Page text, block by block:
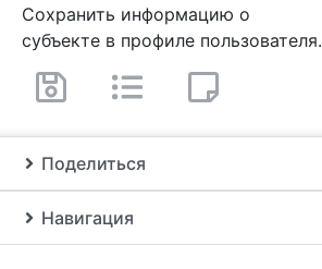
Сохранить информацию о
субъекте в профиле пользователя.
Поделиться
Навигация